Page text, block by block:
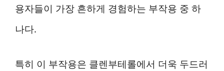
용자들이 가장 흔하게 경험하는 부작용 중 하
나다.
특히 이 부작용은 클렌부테롤에서 더욱 두드러